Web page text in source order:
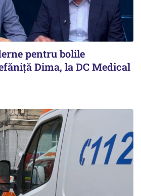
pentru bolile
Dima, la DC Medical